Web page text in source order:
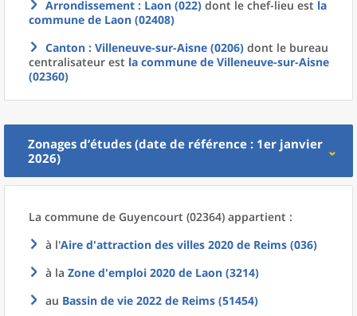
Arrondissement : Laon (022) dont le chef-lieu est la
commune de Laon (02408)
Canton : Villeneuve-sur-Aisne (0206) dont le bureau
centralisateur est la commune de Villeneuve-sur-Aisne
(02360)
Zonages d’études (date de référence : 1er janvier
2026)
La commune de Guyencourt (02364) appartient :
à l'Aire d'attraction des villes 2020 de Reims (036)
à la Zone d'emploi 2020 de Laon (3214)
au Bassin de vie 2022 de Reims (51454)